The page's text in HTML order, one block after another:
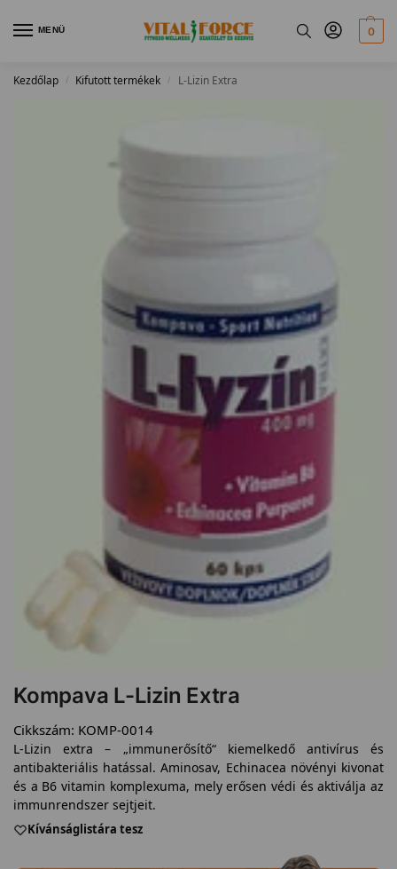
MENÜ 0
Kezdőlap / Kifutott termékek / L-Lizin Extra
Kompava L-Lizin Extra
Cikkszám: KOMP-0014
L-Lizin extra – „immunerősítő“ kiemelkedő antivírus és
antibakteriális hatással. Aminosav, Echinacea növényi kivonat
és a B6 vitamin komplexuma, mely erősen védi és aktiválja az
immunrendszer sejtjeit.
Kívánságlistára tesz